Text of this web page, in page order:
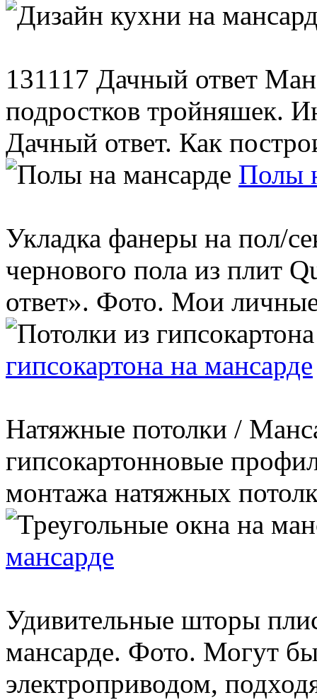
131117 Дачный ответ
подростков тройняшек.
Дачный ответ. Как
Полы
Укладка фанеры на пол/
чернового пола из плит
ответ». Фото. Мои
гипсокартона на мансарде
Натяжные потолки /
гипсокартонновые
монтажа натяжных
мансарде
Удивительные шторы
мансарде. Фото. Могут
электроприводом,